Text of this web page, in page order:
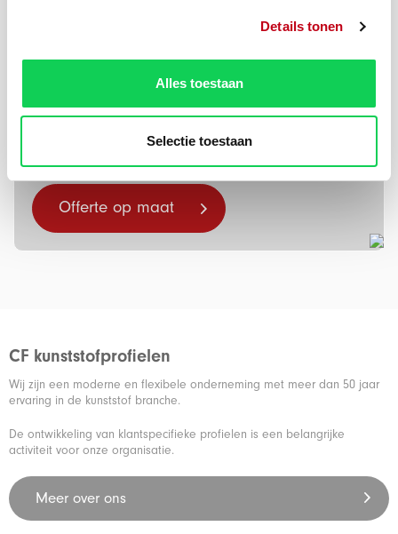
Details tonen
Alles toestaan
Selectie toestaan
401093-5
er niet bij?
Offerte op maat
CF kunststofprofielen
Wij zijn een moderne en flexibele onderneming met meer dan 50 jaar
ervaring in de kunststof branche.
De ontwikkeling van klantspecifieke profielen is een belangrijke
activiteit voor onze organisatie.
Meer over ons